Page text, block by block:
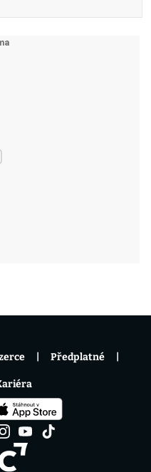
Předplatné